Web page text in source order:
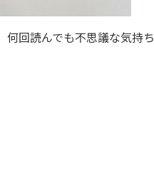
何回読んでも不思議な気持ち